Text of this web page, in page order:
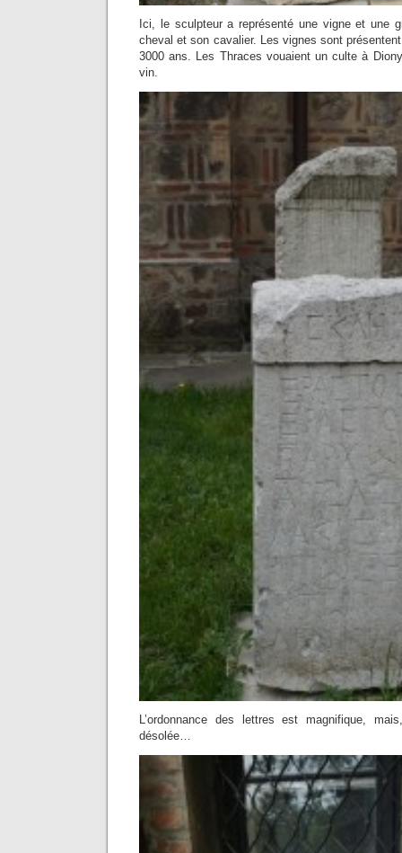
Ici, le sculpteur a représenté une vigne et une
cheval et son cavalier. Les vignes sont
3000 ans. Les Thraces vouaient un culte à
vin.
L’ordonnance des lettres est magnifique,
désolée…